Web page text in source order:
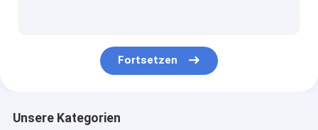
Fortsetzen
Unsere Kategorien